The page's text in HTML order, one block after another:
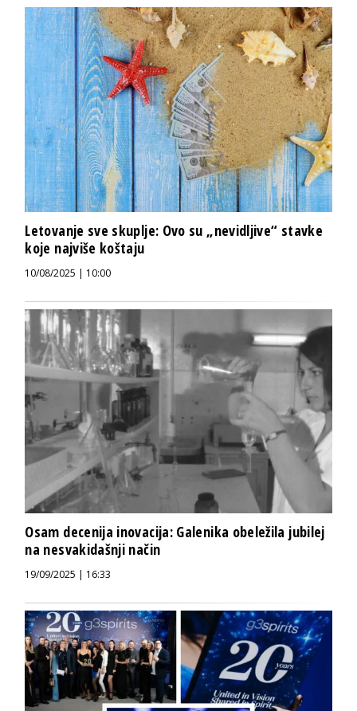
Letovanje sve skuplje: Ovo su „nevidljive“ stavke
koje najviše koštaju
10/08/2025 | 10:00
Osam decenija inovacija: Galenika obeležila jubilej
na nesvakidašnji način
19/09/2025 | 16:33